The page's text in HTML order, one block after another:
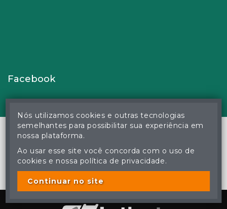
Facebook
© Gustavo Correa Pereira da Silva - Leiloeiro Público Oficial -
Matrícula nº 26 JUCEMS - Todos os direitos reservados
A cópia ou reprodução não autorizada do conteúdo deste site
poderá acarretar em penas previstas em lei.
Nós utilizamos cookies e outras tecnologias
semelhantes para possibilitar sua experiência em
nossa plataforma.
Ao usar esse site você concorda com o uso de
cookies e nossa política de privacidade.
Continuar no site